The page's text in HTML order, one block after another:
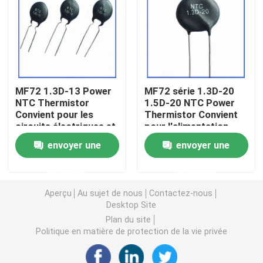
Puce de chauffage PTC
Thermistance de SMD NTC
Le thermistore NTC de puissance
Varistance CMS
MF72 1.3D-13 Power
NTC Thermistor
Convient pour les
circuits électriques et
les appareils
électroménagers
Suppression du
envoyer une
MF72 série 1.3D-20
1.5D-20 NTC Power
Thermistor Convient
pour l'alimentation
électrique à haute
puissanceenvoyer une
Aperçu Au sujet de nous
Contactez-nous
Desktop Site
Plan du site
Politique en matière de protection de la vie privée